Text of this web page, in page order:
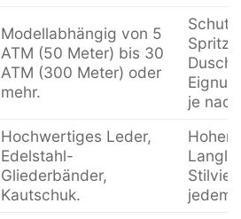
Modellabhängig von 5
ATM (50 Meter) bis 30
ATM (300 Meter) oder
mehr.
je
Hochwertiges Leder,
Edelstahl-
Gliederbänder,
Kautschuk.
Hoher
jedem